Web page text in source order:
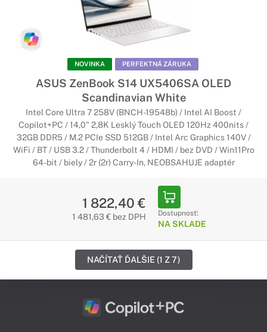
NOVINKA PERFEKTNÁ ZÁRUKA
ASUS ZenBook S14 UX5406SA OLED
Scandinavian White
Intel Core Ultra 7 258V (BNCH-19548b) / Intel AI Boost /
Copilot+PC / 14,0" 2,8K Lesklý Touch OLED 120Hz 400nits /
32GB DDR5 / M.2 PCIe SSD 512GB / Intel Arc Graphics 140V /
WiFi / BT / USB 3.2 / Thunderbolt 4 / HDMI / bez DVD / Win11Pro
64-bit / biely / 2r (2r) Carry-In, NEOBSAHUJE adaptér
1 822,40 €
1 481,63 € bez DPH Dostupnosť:
NA SKLADE
NAČÍTAŤ ĎALŠIE (1 Z 7)